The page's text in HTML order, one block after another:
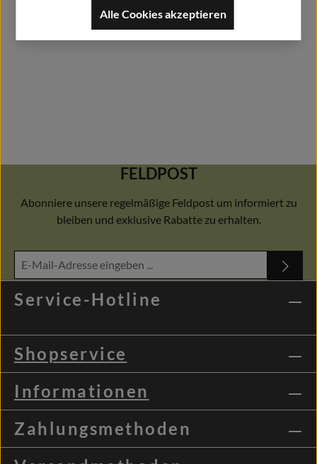
FELDPOST
Abonniere unsere regelmäßige Feldpost um informiert zu
bleiben und exklusive Rabatte zu erhalten.
Service-Hotline
Shopservice
Informationen
Zahlungsmethoden
Alle Cookies akzeptieren